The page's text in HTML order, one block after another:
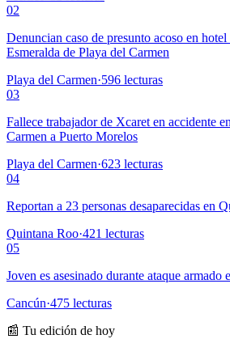
02
Denuncian caso de presunto acoso en
Esmeralda de Playa del Carmen
Playa del Carmen·596 lecturas
03
Fallece trabajador de Xcaret en accidente
Carmen a Puerto Morelos
Playa del Carmen·623 lecturas
04
Reportan a 23 personas desaparecidas en
Quintana Roo·421 lecturas
05
Joven es asesinado durante ataque armado
Cancún·475 lecturas
📰 Tu edición de hoy